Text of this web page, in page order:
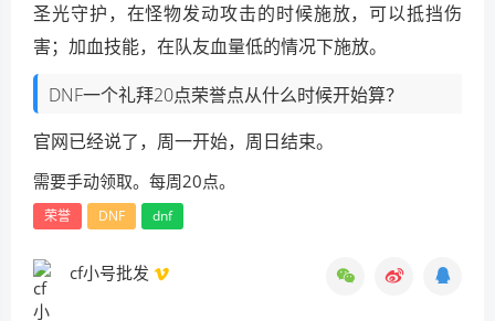
圣光守护，在怪物发动攻击的时候施放，可以抵挡伤
害；加血技能，在队友血量低的情况下施放。
DNF一个礼拜20点荣誉点从什么时候开始算？
官网已经说了，周一开始，周日结束。
需要手动领取。每周20点。
荣誉 DNF dnf
cf小号批发